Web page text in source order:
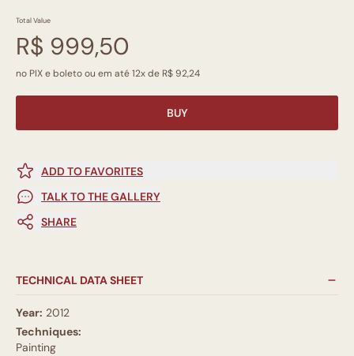
Total Value
R$ 999,50
no PIX e boleto ou em até 12x de R$ 92,24
BUY
ADD TO FAVORITES
TALK TO THE GALLERY
SHARE
TECHNICAL DATA SHEET
Year: 2012
Techniques:
Painting